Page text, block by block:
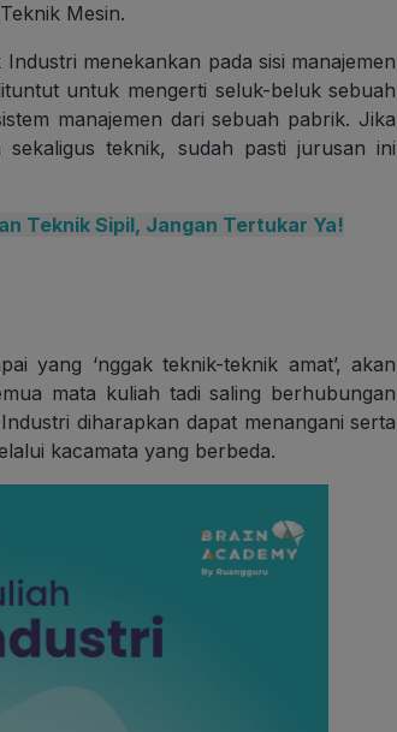
Mesin.
menekankan pada sisi manajemen
untuk mengerti seluk-beluk sebuah
manajemen dari sebuah pabrik. Jika
sekaligus teknik, sudah pasti jurusan ini
Teknik Sipil, Jangan Tertukar Ya!
yang ‘nggak teknik-teknik amat’, akan
mata kuliah tadi saling berhubungan
diharapkan dapat menangani serta
kacamata yang berbeda.